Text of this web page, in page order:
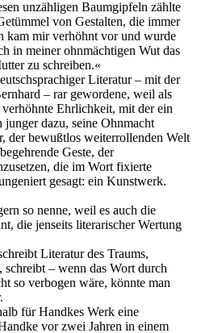
unzähligen Baumgipfeln zählte
von Gestalten, die immer
kam mir verhöhnt vor und wurde
in meiner ohnmächtigen Wut das
zu schreiben.«
Literatur – mit der
– rar gewordene, weil als
Ehrlichkeit, mit der ein
dazu, seine Ohnmacht
der bewußtlos weiterrollenden Welt
Geste, der
die im Wort fixierte
gesagt: ein Kunstwerk.
so nenne, weil es auch die
die jenseits literarischer Wertung
Literatur des Traums,
schreibt – wenn das Wort durch
so verbogen wäre, könnte man
für Handkes Werk eine
vor zwei Jahren in einem